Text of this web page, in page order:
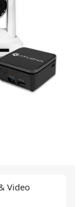
Video